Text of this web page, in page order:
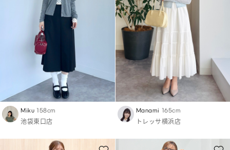
Miku 158cm
池袋東口店
Manami 165cm
トレッサ横浜店